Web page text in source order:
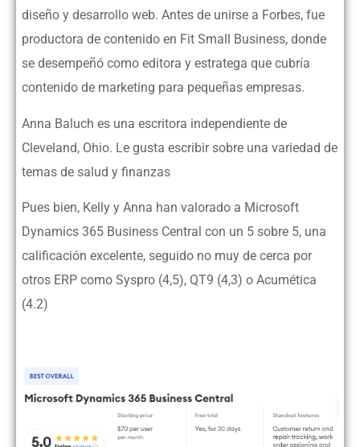
diseño y desarrollo web. Antes de unirse a Forbes, fue
productora de contenido en Fit Small Business, donde
se desempeñó como editora y estratega que cubría
contenido de marketing para pequeñas empresas.
Anna Baluch es una escritora independiente de
Cleveland, Ohio. Le gusta escribir sobre una variedad de
temas de salud y finanzas
Pues bien, Kelly y Anna han valorado a Microsoft
Dynamics 365 Business Central con un 5 sobre 5, una
calificación excelente, seguido no muy de cerca por
otros ERP como Syspro (4,5), QT9 (4,3) o Acumética
(4.2)